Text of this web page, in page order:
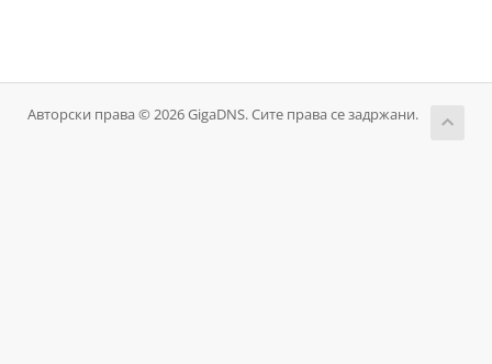
Авторски права © 2026 GigaDNS. Сите права се задржани.